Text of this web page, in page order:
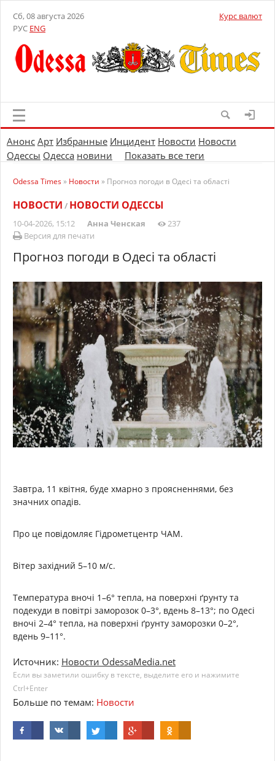
Сб, 08 августа 2026
РУС ENG
Курс валют
Анонс Арт Избранные Инцидент Новости Новости
Одессы Одесса новини Показать все теги
Odessa Times» Новости » Прогноз погоди в Одесі та області
НОВОСТИ / НОВОСТИ ОДЕССЫ
10-04-2026, 15:12 Анна Ченская
237
Версия для печати
Прогноз погоди в Одесі та області
Завтра, 11 квітня, буде хмарно з проясненнями, без
значних опадів.
Про це повідомляє Гідрометцентр ЧАМ.
Вітер західний 5–10 м/с.
Температура вночі 1–6° тепла, на поверхні ґрунту та
подекуди в повітрі заморозок 0–3°, вдень 8–13°; по Одесі
вночі 2–4° тепла, на поверхні ґрунту заморозки 0–2°,
вдень 9–11°.
Источник: Новости OdessaMedia.net
Если вы заметили ошибку в тексте, выделите его и нажимите
Ctrl+Enter
Больше по темам: Новости